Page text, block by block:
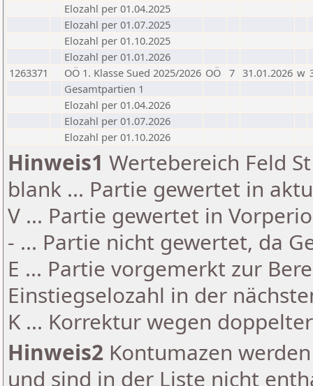
Elozahl per 01.04.2025
Elozahl per 01.07.2025
Elozahl per 01.10.2025
Elozahl per 01.01.2026
1263371
OÖ 1. Klasse Sued 2025/2026 OÖ 7 31.01.2026 w
Gesamtpartien 1
Elozahl per 01.04.2026
Elozahl per 01.07.2026
Elozahl per 01.10.2026
Hinweis1 Wertebereich Feld
blank ... Partie gewertet in
V ... Partie gewertet in
- ... Partie nicht gewertet, da
E ... Partie vorgemerkt zur
Einstiegselozahl in der
K ... Korrektur wegen
Hinweis2 Kontumazen
und sind in der Liste nicht